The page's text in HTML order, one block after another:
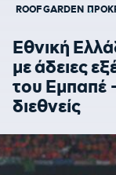
ROOF GARDEN
Εθνική
με άδειες
του Εμπαπέ -
διεθνείς